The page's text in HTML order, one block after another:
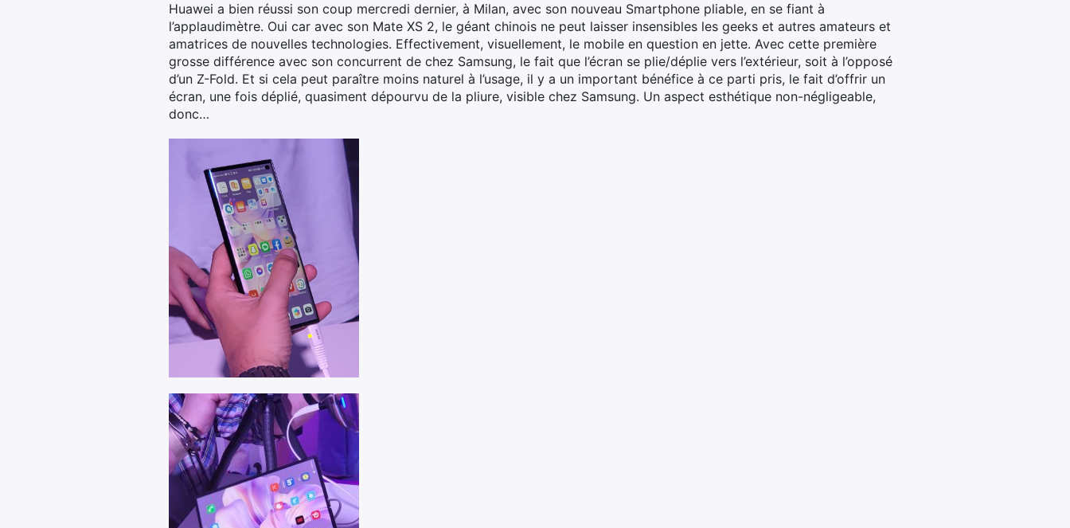
Huawei a bien réussi son coup mercredi dernier, à Milan, avec son nouveau Smartphone pliable, en se fiant à
l’applaudimètre. Oui car avec son Mate XS 2, le géant chinois ne peut laisser insensibles les geeks et autres amateurs et
amatrices de nouvelles technologies. Effectivement, visuellement, le mobile en question en jette. Avec cette première
grosse différence avec son concurrent de chez Samsung, le fait que l’écran se plie/déplie vers l’extérieur, soit à l’opposé
d’un Z-Fold. Et si cela peut paraître moins naturel à l’usage, il y a un important bénéfice à ce parti pris, le fait d’offrir un
écran, une fois déplié, quasiment dépourvu de la pliure, visible chez Samsung. Un aspect esthétique non-négligeable,
donc…